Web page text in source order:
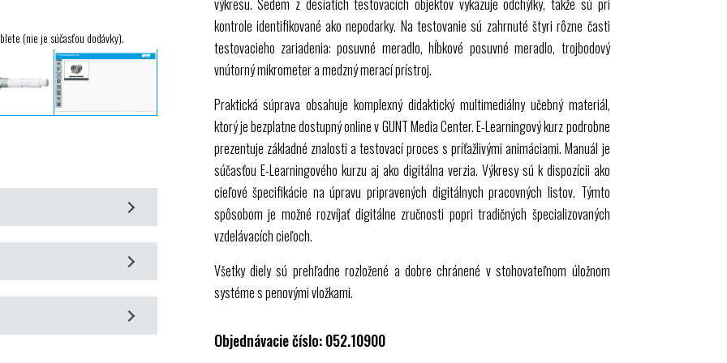
(nie je súčasťou dodávky).
výkresu. Sedem z desiatich testovacích objektov vykazuje odchýlky, takže sú pri
kontrole identifikované ako nepodarky. Na testovanie sú zahrnuté štyri rôzne časti
testovacieho zariadenia: posuvné meradlo, hĺbkové posuvné meradlo, trojbodový
vnútorný mikrometer a medzný merací prístroj.
Praktická súprava obsahuje komplexný didaktický multimediálny učebný materiál,
ktorý je bezplatne dostupný online vGUNTMedia Center. E-Learningový kurz podrobne
prezentuje základné znalosti a testovací proces s príťažlivými animáciami. Manuál je
súčasťou E-Learningového kurzu aj ako digitálna verzia. Výkresy sú k dispozícii ako
cieľové špecifikácie na úpravu pripravených digitálnych pracovných listov. Týmto
spôsobom je možné rozvíjať digitálne zručnosti popri tradičných špecializovaných
vzdelávacích cieľoch.
Všetky diely sú prehľadne rozložené a dobre chránené v stohovateľnom úložnom
systéme s penovými vložkami.
Objednávacie číslo: 052.10900